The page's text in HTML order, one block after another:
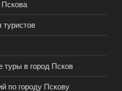
в город Псков
по городу Пскову